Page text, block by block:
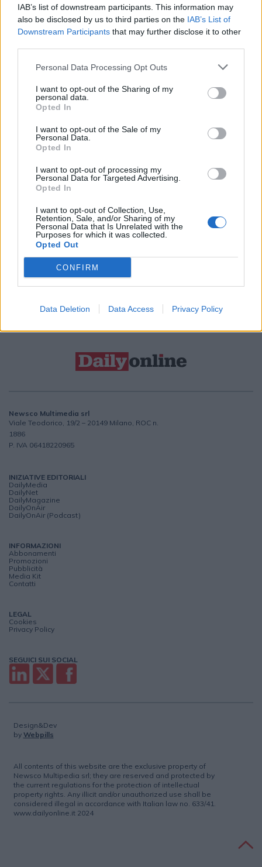
IAB’s list of downstream participants. This information may
also be disclosed by us to third parties on the IAB’s List of
Downstream Participants that may further disclose it to other
Personal Data Processing Opt Outs
I want to opt-out of the Sharing of my
personal data.
Opted In
I want to opt-out of the Sale of my
Personal Data.
Opted In
I want to opt-out of processing my
Personal Data for Targeted Advertising.
Opted In
I want to opt-out of Collection, Use,
Retention, Sale, and/or Sharing of my
Personal Data that Is Unrelated with the
Purposes for which it was collected.
Opted Out
CONFIRM
Data Deletion Data Access Privacy Policy
Redazione 01/04/2022
Le evoluzioni dell'adv
Redazione 30/03/2022
Incontro con MOCA
Resta connesso
Sei interessato alle nostre iniziative editoriali? Contattaci,
potrai anche richiedere l’invio per 1 mese in promozione
gratuita delle nostre pubblicazioni. I dati che ci fornirai non
verranno commercializzati in alcun modo, ma conservati nel
database ad uso esclusivo interno all'azienda.
Newsco Multimedia srl
Viale Teodorico, 19/2 – 20149 Milano, ROC n.
1886
P. IVA 06418220965
INIZIATIVE EDITORIALI
DailyMedia
DailyNet
DailyMagazine
DailyOnAir
DailyOnAir (Podcast)
INFORMAZIONI
Abbonamenti
Promozioni
Pubblicità
Media Kit
Contatti
LEGAL
Cookies
Privacy Policy
SEGUICI SUI SOCIAL
Design&Dev
by Webpills
All contents of this website are the exclusive property of
Newsco Multipedia srl; they are reserved and protected by
the current regulations for the protection of intellectual
property rights. Any illicit and/or unauthorized use shall be
considered illegal in accordance with Italian law no. 633/41.
www.dailyonline.it 2024